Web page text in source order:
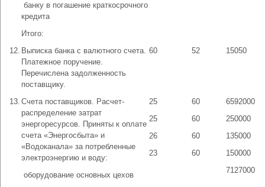
­ банку в погашение краткосрочного
кредита
Итого:
12. Выписка банка с валютного счета.
Платежное поручение.
Перечислена задолженность
поставщику.
60 52 15050
13. Счета поставщиков. Расчет-
распределение затрат
энергоресурсов. Приняты к оплате
счета «Энергосбыта» и
«Водоканала» за потребленные
электроэнергию и воду:
­ оборудование основных цехов
25
25
26
23
60
60
60
60
6592000
250000
135000
150000
7127000